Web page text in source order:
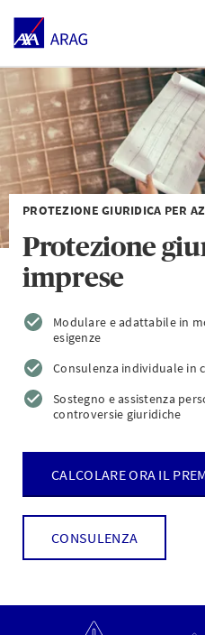
PROTEZIONE GIURIDICA PER
Protezione
imprese
Modulare e adattabile in
esigenze
Consulenza individuale in
Sostegno e assistenza
controversie giuridiche
CALCOLARE ORA IL
CONSULENZA